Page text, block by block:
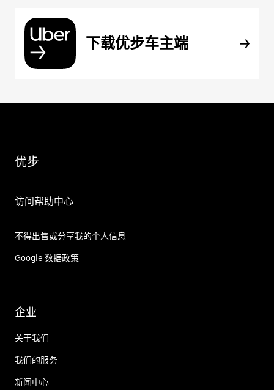
下载优步车主端
优步
访问帮助中心
不得出售或分享我的个人信息
Google 数据政策
企业
关于我们
我们的服务
新闻中心